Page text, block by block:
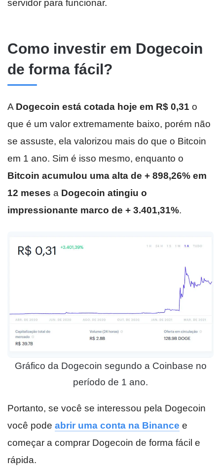
servidor para funcionar.
Como investir em Dogecoin
de forma fácil?
A Dogecoin está cotada hoje em R$ 0,31 o
que é um valor extremamente baixo, porém não
se assuste, ela valorizou mais do que o Bitcoin
em 1 ano. Sim é isso mesmo, enquanto o
Bitcoin acumulou uma alta de + 898,26% em
12 meses a Dogecoin atingiu o
impressionante marco de + 3.401,31%.
Gráfico da Dogecoin segundo a Coinbase no
período de 1 ano.
Portanto, se você se interessou pela Dogecoin
você pode abrir uma conta na Binance e
começar a comprar Dogecoin de forma fácil e
rápida.